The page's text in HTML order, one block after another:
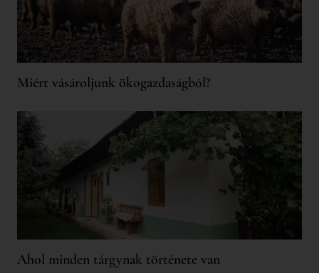
Miért vásároljunk ökogazdaságból?
Ahol minden tárgynak története van